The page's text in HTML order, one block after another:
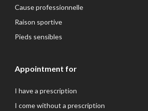
Cause professionnelle
Raison sportive
Pieds sensibles
Appointment for
I have a prescription
I come without a prescription